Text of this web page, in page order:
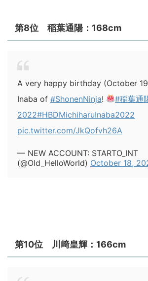
第8位 稲葉通陽：168cm
A very happy birthday (October
Inaba of #ShonenNinja!
#稲葉通
2022#HBDMichiharuInaba2022
pic.twitter.com/JkQofvh26A
— NEW ACCOUNT: STARTO_INT
(@Old_HelloWorld) October 18,
第10位 川﨑皇輝：166cm